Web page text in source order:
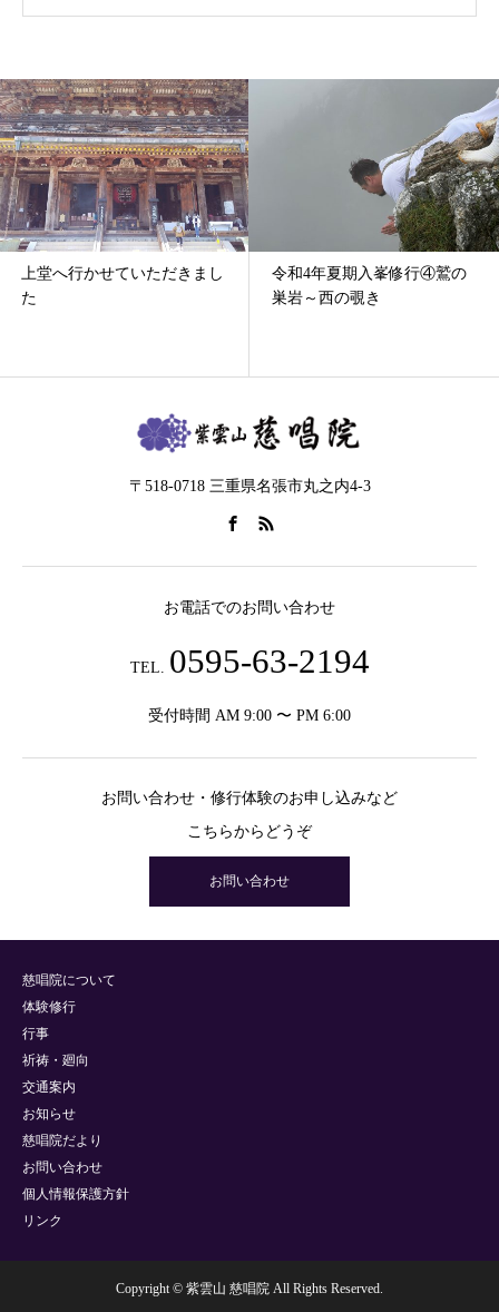
上堂へ行かせていただきまし
た
令和4年夏期入峯修行④鷲の
巣岩～西の覗き
〒518-0718 三重県名張市丸之内4-3
お電話でのお問い合わせ
TEL. 0595-63-2194
受付時間 AM 9:00 〜 PM 6:00
お問い合わせ・修行体験のお申し込みなど
こちらからどうぞ
お問い合わせ
慈唱院について
体験修行
行事
祈祷・廻向
交通案内
お知らせ
慈唱院だより
お問い合わせ
個人情報保護方針
リンク
Copyright © 紫雲山 慈唱院 All Rights Reserved.